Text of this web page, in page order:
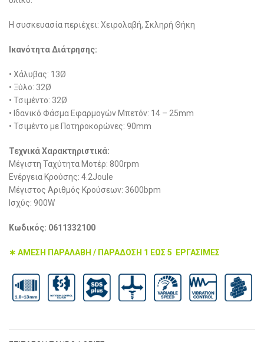
Η συσκευασία περιέχει: Χειρολαβή, Σκληρή Θήκη
Ικανότητα Διάτρησης:
• Χάλυβας: 13Ø
• Ξύλο: 32Ø
• Τσιμέντο: 32Ø
• Ιδανικό Φάσμα Εφαρμογών Μπετόν: 14 – 25mm
• Τσιμέντο με Ποτηροκορώνες: 90mm
Τεχνικά Χαρακτηριστικά:
Μέγιστη Ταχύτητα Μοτέρ: 800rpm
Ενέργεια Κρούσης: 4.2Joule
Μέγιστος Αριθμός Κρούσεων: 3600bpm
Ισχύς: 900W
Κωδικός: 0611332100
∗ ΑΜΕΣΗ ΠΑΡΑΛΑΒΗ / ΠΑΡΑΔΟΣΗ 1 ΕΩΣ 5 ΕΡΓΑΣΙΜΕΣ